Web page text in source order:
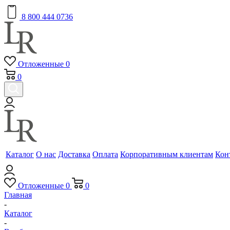
8 800 444 0736
Отложенные 0
0
Каталог О нас Доставка Оплата Корпоративным клиентам
Отложенные 0
0
Главная
-
Каталог
-